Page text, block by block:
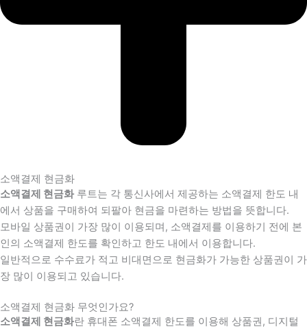
소액결제 현금화
소액결제 현금화루트는 각 통신사에서 제공하는 소액결제 한도 내
에서 상품을 구매하여 되팔아 현금을 마련하는 방법을 뜻합니다.
모바일 상품권이 가장 많이 이용되며, 소액결제를 이용하기 전에 본
인의 소액결제 한도를 확인하고 한도 내에서 이용합니다.
일반적으로 수수료가 적고 비대면으로 현금화가 가능한 상품권이 가
장 많이 이용되고 있습니다.
소액결제 현금화 무엇인가요?
소액결제 현금화란 휴대폰 소액결제 한도를 이용해 상품권, 디지털